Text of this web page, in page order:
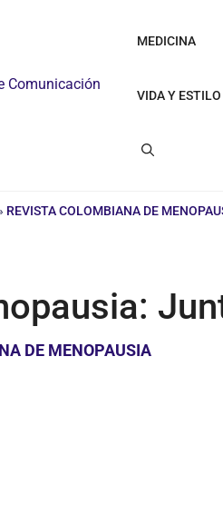
MEDICINA
VIDA Y ESTILO
REVISTA COLOMBIANA DE
DE MENOPAUSIA